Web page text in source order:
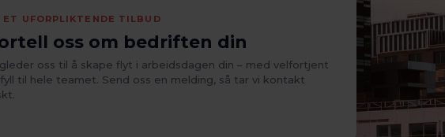
ET UFORPLIKTENDE TILBUD
oss om bedriften din
oss til å skape flyt i arbeidsdagen din – med velfortjent
til hele teamet. Send oss en melding, så tar vi kontakt